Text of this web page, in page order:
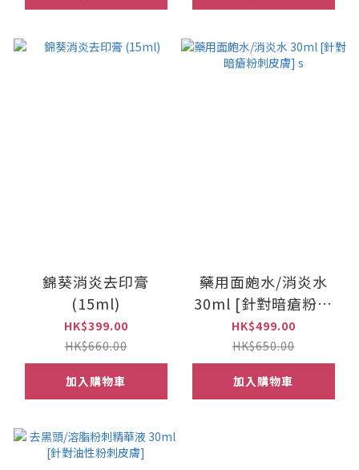
錦葵消炎去印膏
(15ml)
HK$399.00
HK$660.00
加入購物車
藥用面皰水/消炎水
30ml [針對暗瘡粉刺
皮膚] s
HK$499.00
HK$650.00
加入購物車